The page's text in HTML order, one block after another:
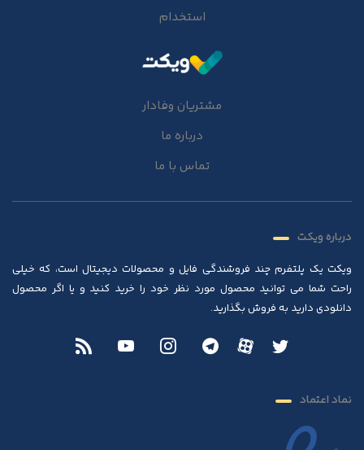
استخدام
مشتریان وفادار
درباره ما
تماس با ما
درباره ویکت
ویکت یک پلتفرم چند فروشندگی فایل و محصولات دیجیتال است، که خیلی
راحت شما می توانید محصول مورد نظر خود را خرید کنید و یا اگر محصول
دانلودی دارید به فروش بگذارید.
نماد اعتماد